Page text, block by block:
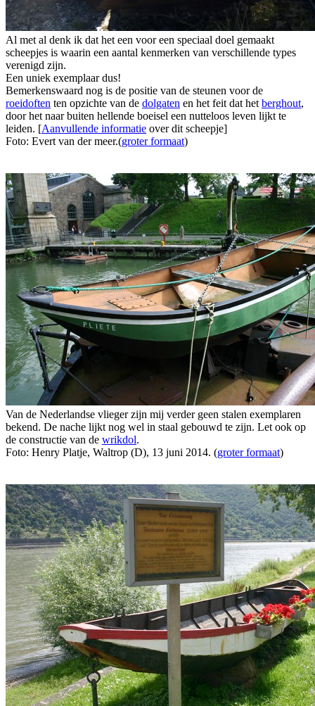
Al met al denk ik dat het een voor een speciaal doel gemaakt
scheepjes is waarin een aantal kenmerken van verschillende types
verenigd zijn.
Een uniek exemplaar dus!
Bemerkenswaard nog is de positie van de steunen voor de
roeidoften ten opzichte van de dolgaten en het feit dat het berghout,
door het naar buiten hellende boeisel een nutteloos leven lijkt te
leiden. [Aanvullende informatie over dit scheepje]
Foto: Evert van der meer.(groter formaat)
Van de Nederlandse vlieger zijn mij verder geen stalen exemplaren
bekend. De nache lijkt nog wel in staal gebouwd te zijn. Let ook op
de constructie van de wrikdol.
Foto: Henry Platje, Waltrop (D), 13 juni 2014. (groter formaat)